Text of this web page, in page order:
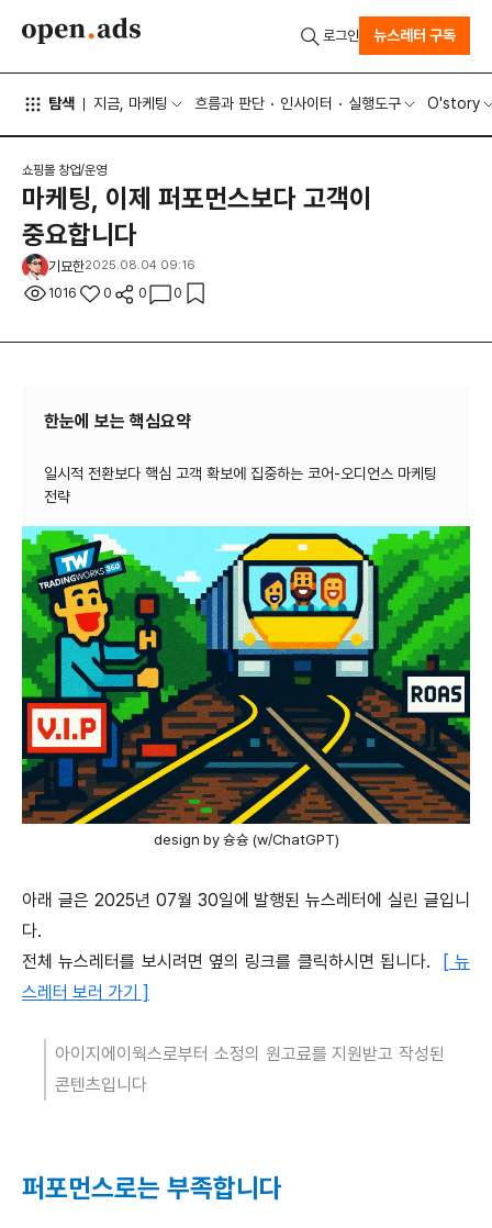
탐색 지금, 마케팅 흐름과 판단 인사이터 실행도구 O'story
로그인 뉴스레터 구독
쇼핑몰 창업/운영
마케팅, 이제 퍼포먼스보다 고객이
중요합니다
기묘한2025.08.04 09:16
1016 0 0 0
한눈에 보는 핵심요약
일시적 전환보다 핵심 고객 확보에 집중하는 코어-오디언스 마케팅
design by 슝슝 (w/ChatGPT)
아래 글은 2025년 07월 30일에 발행된 뉴스레터에 실린 글입니
다.
전체 뉴스레터를 보시려면 옆의 링크를 클릭하시면 됩니다.
[ 뉴
스레터 보러 가기 ]
아이지에이웍스로부터 소정의 원고료를 지원받고 작성된
콘텐츠입니다
퍼포먼스로는 부족합니다